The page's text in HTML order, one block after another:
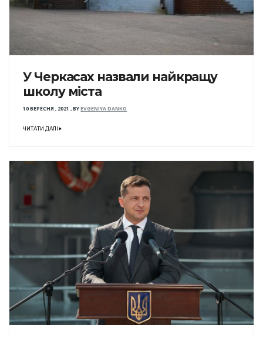
У Черкасах назвали найкращу
школу міста
10 ВЕРЕСНЯ , 2021 ,BYEVGENIYA DANKO
ЧИТАТИ ДАЛІ